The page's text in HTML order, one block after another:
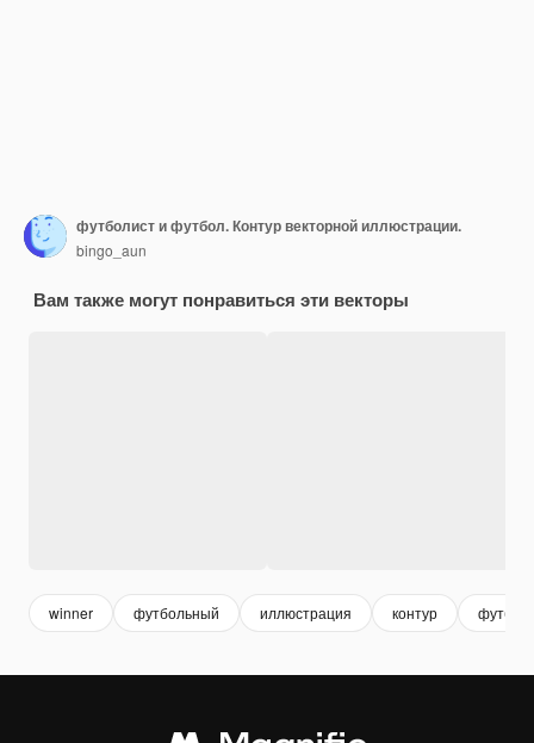
футболист и футбол. Контур векторной иллюстрации.
bingo_aun
Вам также могут понравиться эти векторы
winner футбольный иллюстрация контур футбол